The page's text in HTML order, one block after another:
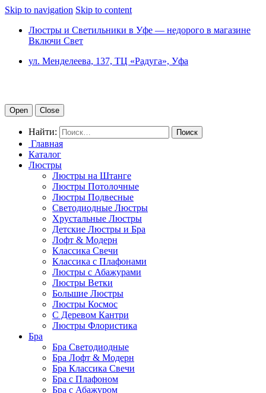
Skip to navigation Skip to content
Люстры и Светильники в Уфе — недорого в магазине
Включи Свет
ул. Менделеева, 137, ТЦ «Радуга», Уфа
Open Close
Найти:
Главная
Каталог
Люстры
Люстры на Штанге
Люстры Потолочные
Люстры Подвесные
Светодиодные Люстры
Хрустальные Люстры
Детские Люстры и Бра
Лофт & Модерн
Классика Свечи
Классика с Плафонами
Люстры с Абажурами
Люстры Ветки
Большие Люстры
Люстры Космос
С Деревом Кантри
Люстры Флористика
Бра
Бра Светодиодные
Бра Лофт & Модерн
Бра Классика Свечи
Бра с Плафоном
Бра с Абажуром